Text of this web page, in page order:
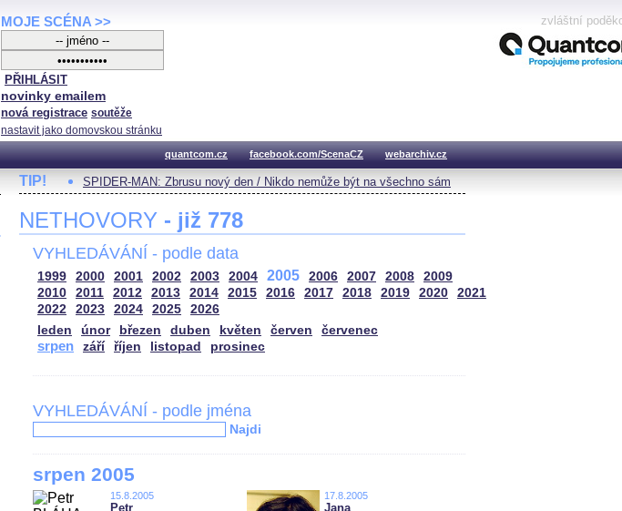
MOJE SCÉNA >>
PŘIHLÁSIT
novinky emailem
nová registrace soutěže
nastavit jako domovskou stránku
zvláštní
quantcom.cz facebook.com/ScenaCZ webarchiv.cz
TIP! SPIDER-MAN: Zbrusu nový den / Nikdo nemůže být na všechno sám
NETHOVORY - již 778
VYHLEDÁVÁNÍ - podle data
1999 2000 2001 2002 2003 2004 2005 2006 2007 2008
2009
2010
2011 2012 2013 2014 2015 2016 2017 2018 2019 2020
2021
2022
2023 2024 2025
2026
leden
únor březen duben květen červen červenec
srpen září říjen listopad prosinec
VYHLEDÁVÁNÍ - podle jména
Najdi
srpen 2005
15.8.2005
Petr
17.8.2005
Jana